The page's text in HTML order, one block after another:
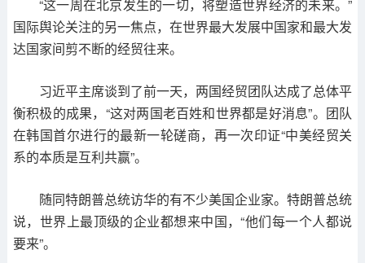
“这一周在北京发生的一切，将塑造世界经济的未来。”
国际舆论关注的另一焦点，在世界最大发展中国家和最大发
达国家间剪不断的经贸往来。
习近平主席谈到了前一天，两国经贸团队达成了总体平
衡积极的成果，“这对两国老百姓和世界都是好消息”。团队
在韩国首尔进行的最新一轮磋商，再一次印证“中美经贸关
系的本质是互利共赢”。
随同特朗普总统访华的有不少美国企业家。特朗普总统
说，世界上最顶级的企业都想来中国，“他们每一个人都说
要来”。